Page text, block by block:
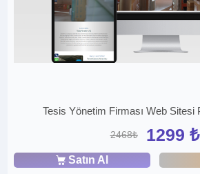
Tesis Yönetim Firması Web Sitesi
2468₺ 1299 ₺
Satın Al